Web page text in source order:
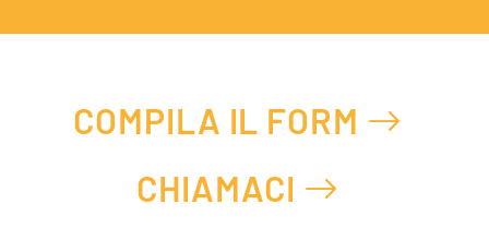
COMPILA IL FORM
CHIAMACI